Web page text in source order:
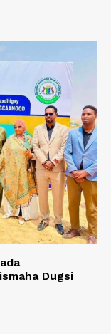
Dugsi